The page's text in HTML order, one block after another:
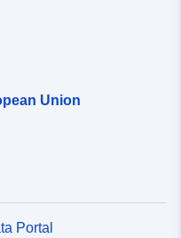
Union
Portal